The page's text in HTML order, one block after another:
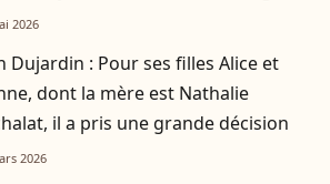
2026
Dujardin : Pour ses filles Alice et
dont la mère est Nathalie
il a pris une grande décision
2026